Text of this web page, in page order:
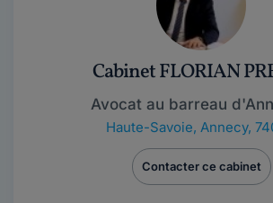
Cabinet FLORIAN
Avocat au barreau
Haute-Savoie, Annecy,
Contacter ce cabinet